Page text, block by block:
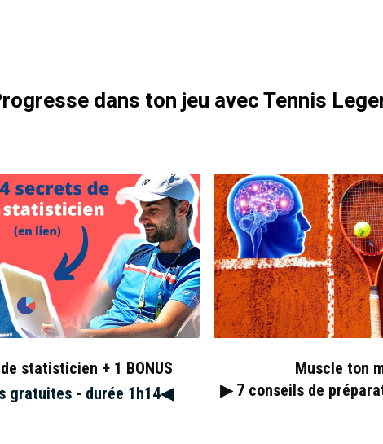
2012 : un court résumé
dans ton jeu avec Tennis
statisticien + 1 BONUS
gratuites - durée 1h14◀︎
Muscle ton
▶︎ 7 conseils de